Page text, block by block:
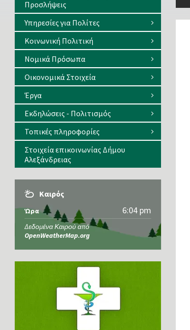
Προσλήψεις
Υπηρεσίες για Πολίτες
Κοινωνική Πολιτική
Νομικά Πρόσωπα
Οικονομικά Στοιχεία
Έργα
Εκδηλώσεις - Πολιτισμός
Τοπικές πληροφορίες
Στοιχεία επικοινωνίας Δήμου
Αλεξάνδρειας
Καιρός
Ώρα 6:04 pm
Δεδομένα Καιρού από
OpenWeatherMap.org